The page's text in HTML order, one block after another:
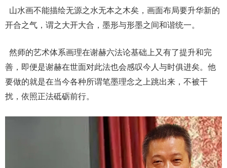
山水画不能描绘无源之水无本之木矣，画面布局要升华新的
开合之气，谓之大开大合，墨形与形墨之间和谐统一。
然师的艺术体系画理在谢赫六法论基础上又有了提升和完
善，即便是谢赫在世面对此法也会感叹今人与时俱进矣。他
要做的就是在当今各种所谓笔墨理念之上跳出来，不被干
扰，依照正法砥砺前行。